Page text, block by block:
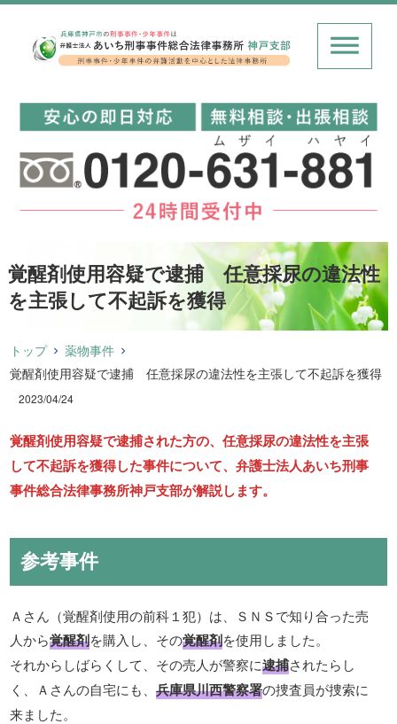
覚醒剤使用容疑で逮捕 任意採尿の違法性
を主張して不起訴を獲得
トップ
薬物事件
覚醒剤使用容疑で逮捕 任意採尿の違法性を主張して不起訴を獲得
2023/04/24
覚醒剤使用容疑で逮捕された方の、任意採尿の違法性を主張
して不起訴を獲得した事件について、弁護士法人あいち刑事
事件総合法律事務所神戸支部が解説します。
参考事件
Ａさん（覚醒剤使用の前科１犯）は、ＳＮＳで知り合った売
人から覚醒剤を購入し、その覚醒剤を使用しました。
それからしばらくして、その売人が警察に逮捕されたらし
く、Ａさんの自宅にも、兵庫県川西警察署の捜査員が捜索に
来ました。